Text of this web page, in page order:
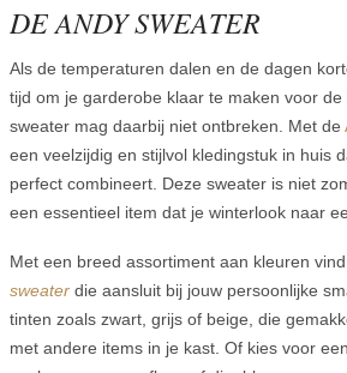
DE ANDY SWEATER
Als de temperaturen dalen en de dagen
tijd om je garderobe klaar te maken voor de
sweater mag daarbij niet ontbreken. Met de
een veelzijdig en stijlvol kledingstuk in huis
perfect combineert. Deze sweater is niet
een essentieel item dat je winterlook naar
Met een breed assortiment aan kleuren
sweater die aansluit bij jouw persoonlijke
tinten zoals zwart, grijs of beige, die
met andere items in je kast. Of kies voor